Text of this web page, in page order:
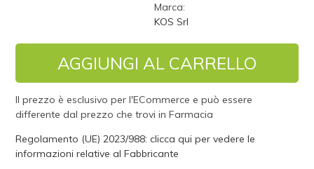
Marca:
KOS Srl
AGGIUNGI AL CARRELLO
Il prezzo è esclusivo per l'ECommerce e può essere
differente dal prezzo che trovi in Farmacia
Regolamento (UE) 2023/988: clicca qui per vedere le
informazioni relative al Fabbricante